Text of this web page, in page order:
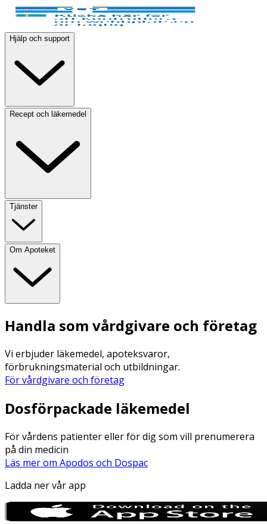
Hjälp och support
Recept och läkemedel
Tjänster
Om Apoteket
Handla som vårdgivare och företag
Vi erbjuder läkemedel, apoteksvaror,
förbrukningsmaterial och utbildningar.
För vårdgivare och företag
Dosförpackade läkemedel
För vårdens patienter eller för dig som vill prenumerera
på din medicin
Läs mer om Apodos och Dospac
Ladda ner vår app